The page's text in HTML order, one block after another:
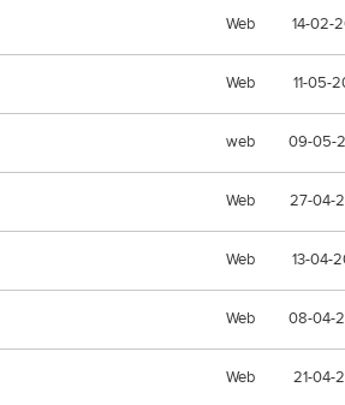
Web 14-02-
Web 11-05-
web 09-05-
Web 27-04-
Web 13-04-
Web 08-04-
Web 21-04-